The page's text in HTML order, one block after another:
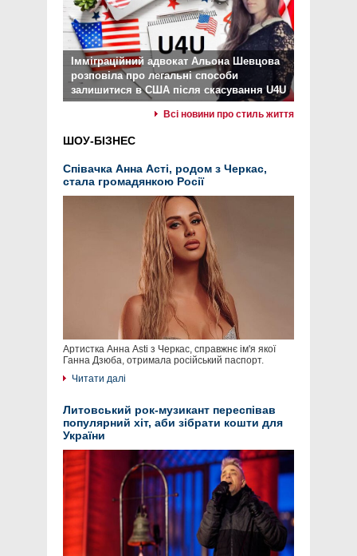
Імміграційний адвокат Альона Шевцова
розповіла про легальні способи
залишитися в США після скасування U4U
Всі новини про стиль життя
ШОУ-БІЗНЕС
Співачка Анна Асті, родом з Черкас,
стала громадянкою Росії
Артистка Анна Asti з Черкас, справжнє ім'я якої
Ганна Дзюба, отримала російський паспорт.
Читати далі
Литовський рок-музикант переспівав
популярний хіт, аби зібрати кошти для
України